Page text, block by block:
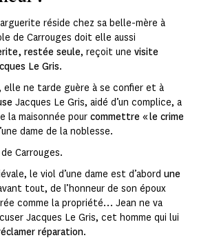
réside chez sa belle-mère à
de Carrouges doit elle aussi
restée seule, reçoit une visite
Le Gris.
elle ne tarde guère à se confier et à
Jacques Le Gris, aidé d’un complice, a
la maisonnée pour commettre « le crime
dame de la noblesse.
de Carrouges.
le viol d’une dame est d’abord une
tout, de l’honneur de son époux
comme la propriété… Jean ne va
Jacques Le Gris, cet homme qui lui
réparation.